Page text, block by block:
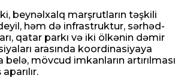
beynəlxalq marşrutların təşkili
həm də infrastruktur, sərhəd-
qatar parkı və iki ölkənin dəmir
arasında koordinasiyaya
belə, mövcud imkanların artırılması